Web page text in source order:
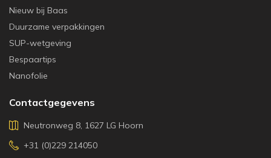
Nieuw bij Baas
Duurzame verpakkingen
SUP-wetgeving
Bespaartips
Nanofolie
Contactgegevens
Neutronweg 8, 1627 LG Hoorn
+31 (0)229 214050